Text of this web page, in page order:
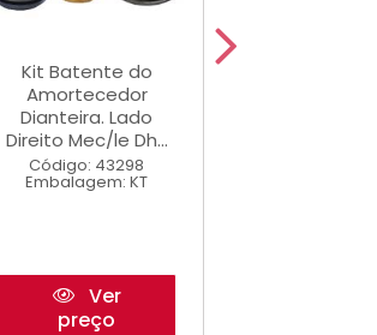
Kit Batente do
Amortecedor
Dianteira. Lado
Direito Mec/le Dh...
Código: 43298
Embalagem: KT
Ver
preço